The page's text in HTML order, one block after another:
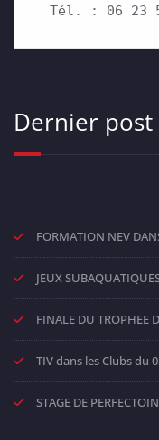
Tél. : 06 23
Dernier post
FORMATION NEV
JEUX
FINALE DU TROPHEE
TIV dans les Clubs du
STAGE DE